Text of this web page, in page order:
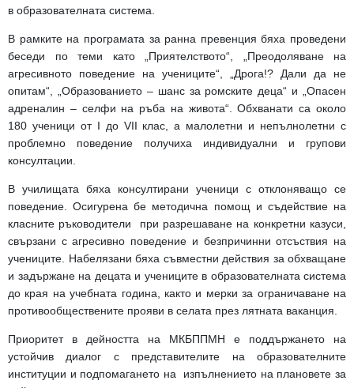
в образователната система.
В рамките на програмата за ранна превенция бяха проведени
беседи по теми като „Приятелството“, „Преодоляване на
агресивното поведение на учениците“, „Дрога!? Дали да не
опитам“, „Образованието – шанс за ромските деца“ и „Опасен
адреналин – селфи на ръба на живота“. Обхванати са около
180 ученици от I до VII клас, а малолетни и непълнолетни с
проблемно поведение получиха индивидуални и групови
консултации.
В училищата бяха консултирани ученици с отклоняващо се
поведение. Осигурена бе методична помощ и съдействие на
класните ръководители при разрешаване на конкретни казуси,
свързани с агресивно поведение и безпричинни отсъствия на
учениците. Набелязани бяха съвместни действия за обхващане
и задържане на децата и учениците в образователната система
до края на учебната година, както и мерки за ограничаване на
противообществените прояви в селата през лятната ваканция.
Приоритет в дейността на МКБППМН е поддържането на
устойчив диалог с представителите на образователните
институции и подпомагането на изпълнението на плановете за